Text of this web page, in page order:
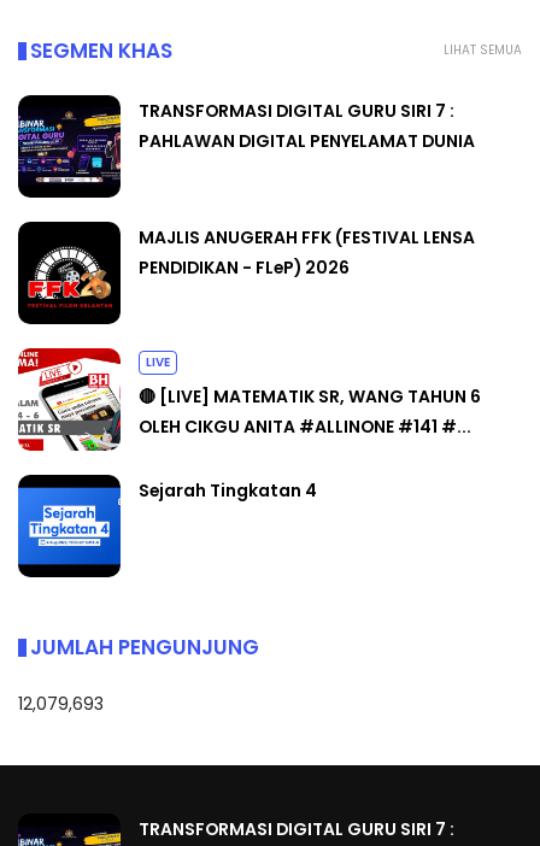
LIHAT SEMUA
SEGMEN KHAS
TRANSFORMASI DIGITAL GURU SIRI 7 :
PAHLAWAN DIGITAL PENYELAMAT DUNIA
MAJLIS ANUGERAH FFK (FESTIVAL LENSA
PENDIDIKAN - FLeP) 2026
LIVE
🔴 [LIVE] MATEMATIK SR, WANG TAHUN 6
OLEH CIKGU ANITA #ALLINONE #141 #...
Sejarah Tingkatan 4
JUMLAH PENGUNJUNG
12,079,693
TRANSFORMASI DIGITAL GURU SIRI 7 :